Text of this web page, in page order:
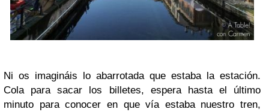
Ni os imagináis lo abarrotada que estaba la estación.
Cola para sacar los billetes, espera hasta el último
minuto para conocer en que vía estaba nuestro tren,